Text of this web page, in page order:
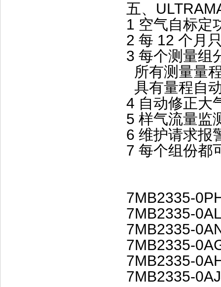
五、
1 空气自标定
2 每 12 个月
3 每个测量组
所有测量量
具有量程自
4 自动修正大
5 样气流量监
6 维护请求报
7 每个组份都
7MB2335-
7MB2335-
7MB2335-
7MB2335-
7MB2335-
7MB2335-